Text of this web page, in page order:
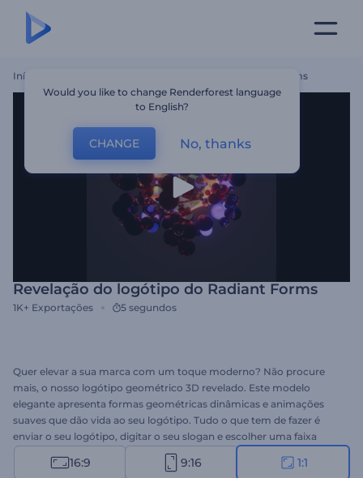
Início Revelação Do Logótipo Do Radiant Forms
Revelação do logótipo do Radiant Forms
1K+ Exportações 5 segundos
Quer elevar a sua marca com um toque moderno? Não procure
mais, o nosso logótipo geométrico 3D revelado. Este modelo
elegante apresenta formas geométricas dinâmicas e animações
suaves que dão vida ao seu logótipo. Tudo o que tem de fazer é
enviar o seu logótipo, digitar o seu slogan e escolher uma faixa
musical de fundo para uma introdução única e memorável. Perfeito
para promoções de empresas e serviços, aberturas de
16:9 9:16 1:1
Would you like to change Renderforest language
to English?
CHANGE No, thanks